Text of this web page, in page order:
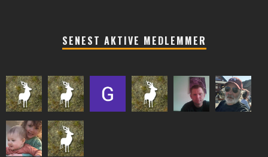
SENEST AKTIVE MEDLEMMER